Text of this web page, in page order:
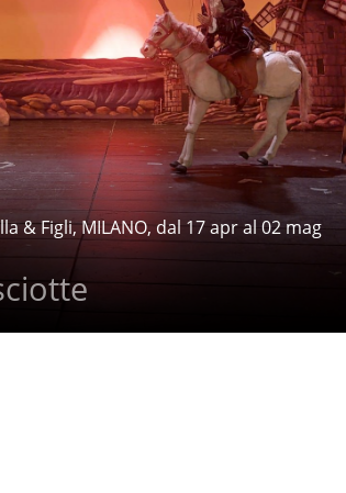
& Figli, MILANO, dal 17 apr al 02 mag